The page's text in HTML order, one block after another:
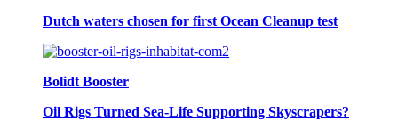
Dutch waters chosen for first Ocean Cleanup test
Bolidt Booster
Oil Rigs Turned Sea-Life Supporting Skyscrapers?